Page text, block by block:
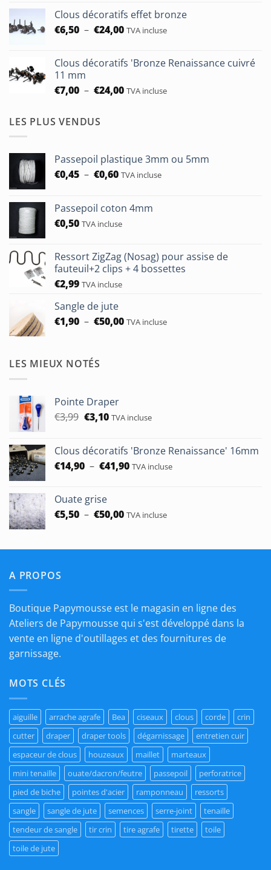
prix :
€5,30
Clous décoratifs effet bronze
€6,50 – €24,00Plage
€6,50
€24,00
TVA incluse
Clous décoratifs 'Bronze Renaissance cuivré
11 mm
€7,00 – €24,00Plage
€24,00
TVA incluse
LES PLUS VENDUS
Passepoil plastique 3mm ou 5mm
€0,45 – €0,60Plage
€0,45
à
TVA incluse
Passepoil coton 4mm
€0,50 TVA incluse
Ressort ZigZag (Nosag) pour assise de
fauteuil+2 clips + 4 bossettes
€2,99 TVA incluse
Sangle de jute
€1,90 – €50,00Plage
TVA incluse
LES MIEUX NOTÉS
Pointe Draper
€3,99 Le
était :
€3,99.
€3,10Le
est :
€3,10.
TVA incluse
Clous décoratifs 'Bronze Renaissance' 16mm
€14,90 – €41,90Plage
à
TVA incluse
Ouate grise
€5,50 – €50,00Plage
€5,50
TVA incluse
A PROPOS
Boutique Papymousse est le magasin en ligne des
Ateliers de Papymousse qui s'est développé dans la
vente en ligne d'outillages et des fournitures de
garnissage.
MOTS CLÉS
aiguille arrache agrafe Bea ciseaux clous corde
crin
cutter
draper draper tools dégarnissage
entretien cuir
espaceur de clous
houzeaux maillet
marteaux
mini tenaille
ouate/dacron/feutre passepoil
perforatrice
pied de biche
pointes d'acier ramponneau
ressorts
sangle
sangle de jute semences serre-joint
tenaille
tendeur de sangle
tir crin tire agrafe tirette
toile
toile de jute